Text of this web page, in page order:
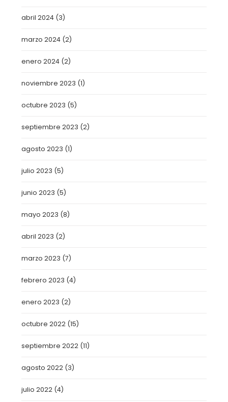
abril 2024 (3)
marzo 2024 (2)
enero 2024 (2)
noviembre 2023 (1)
octubre 2023 (5)
septiembre 2023 (2)
agosto 2023 (1)
julio 2023 (5)
junio 2023 (5)
mayo 2023 (8)
abril 2023 (2)
marzo 2023 (7)
febrero 2023 (4)
enero 2023 (2)
octubre 2022 (15)
septiembre 2022 (11)
agosto 2022 (3)
julio 2022 (4)